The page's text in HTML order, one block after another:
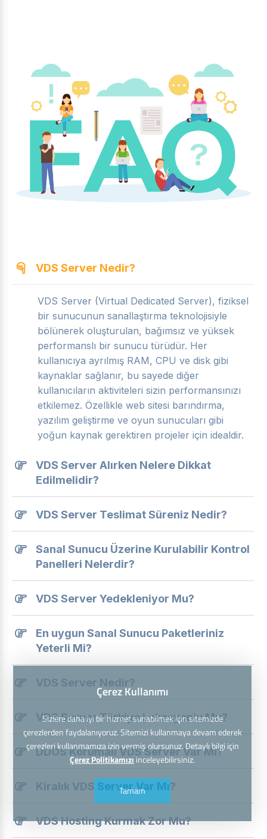
VDS Server Nedir?
VDS Server (Virtual Dedicated Server), fiziksel
bir sunucunun sanallaştırma teknolojisiyle
bölünerek oluşturulan, bağımsız ve yüksek
performanslı bir sunucu türüdür. Her
kullanıcıya ayrılmış RAM, CPU ve disk gibi
kaynaklar sağlanır, bu sayede diğer
kullanıcıların aktiviteleri sizin performansınızı
etkilemez. Özellikle web sitesi barındırma,
yazılım geliştirme ve oyun sunucuları gibi
yoğun kaynak gerektiren projeler için idealdir.
VDS Server Alırken Nelere Dikkat
Edilmelidir?
VDS Server Teslimat Süreniz Nedir?
Sanal Sunucu Üzerine Kurulabilir Kontrol
Panelleri Nelerdir?
VDS Server Yedekleniyor Mu?
En uygun Sanal Sunucu Paketleriniz
Yeterli Mi?
VDS Server Nedir?
VDS Server Türkiye Lokasyonlu Mu?
DDOS Korumalı VDS Server Var Mı?
Kiralık VDS Server Var Mı?
VDS Hosting Kurmak Zor Mu?
Çerez Kullanımı
Sizlere daha iyi bir hizmet sunabilmek için sitemizde
çerezlerden faydalanıyoruz. Sitemizi kullanmaya devam ederek
çerezleri kullanmamıza izin vermiş olursunuz. Detaylı bilgi için
Çerez Politikamızı inceleyebilirsiniz.
Tamam